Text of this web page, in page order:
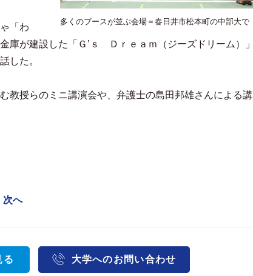
多くのブースが並ぶ会場＝春日井市松本町の中部大で
「わ
庫が建設した「Ｇ’ｓ Ｄｒｅａｍ（ジーズドリーム）」
した。
教授らのミニ講演会や、弁護士の島田邦雄さんによる講
へ
る 大学へのお問い合わせ